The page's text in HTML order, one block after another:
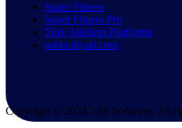
Super Fitness
Super Fitness Pro
Türk Atletizm Platformu
pabucdiyari.com
Copyright © 2024 2ZS Software, All